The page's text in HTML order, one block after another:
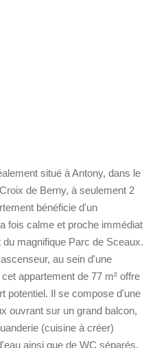
situé à Antony, dans le
de Berny, à seulement 2
bénéficie d'un
fois calme et proche immédiat
magnifique Parc de Sceaux.
au sein d'une
appartement de 77 m² offre
potentiel. Il se compose d'une
ouvrant sur un grand balcon,
(cuisine à créer)
ainsi que de WC séparés.